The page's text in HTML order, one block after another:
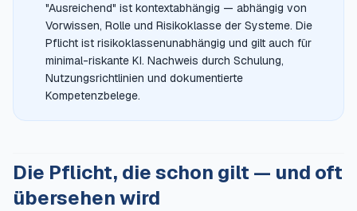
"Ausreichend" ist kontextabhängig — abhängig von
Vorwissen, Rolle und Risikoklasse der Systeme. Die
Pflicht ist risikoklassenunabhängig und gilt auch für
minimal-riskante KI. Nachweis durch Schulung,
Nutzungsrichtlinien und dokumentierte
Kompetenzbelege.
Die Pflicht, die schon gilt — und oft
übersehen wird